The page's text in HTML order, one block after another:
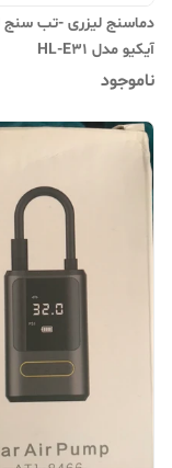
دماسنج لیزری -تب سنج
آیکیو مدل HL-E31
ناموجود